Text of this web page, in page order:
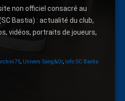
non officiel consacré au
Bastia) : actualité du club,
vidéos, portraits de joueurs,
, Univers Sang&Or, Info SC Bastia